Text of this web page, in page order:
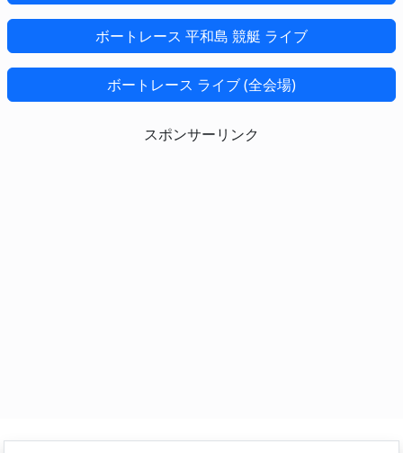
ボートレース 平和島 競艇 ライブ
ボートレース ライブ (全会場)
スポンサーリンク